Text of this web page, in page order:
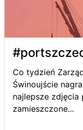
Co tydzień
Świnoujście
najlepsze
zamieszczone...